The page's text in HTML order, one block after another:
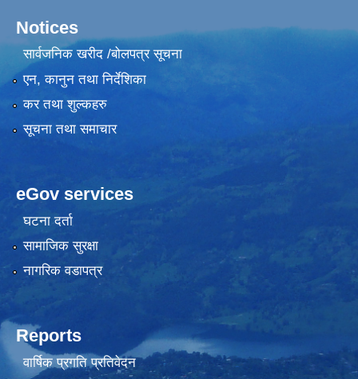
Notices
सार्वजनिक खरीद /बोलपत्र सूचना
एन, कानुन तथा निर्देशिका
कर तथा शुल्कहरु
सूचना तथा समाचार
eGov services
घटना दर्ता
सामाजिक सुरक्षा
नागरिक वडापत्र
Reports
वार्षिक प्रगति प्रतिवेदन